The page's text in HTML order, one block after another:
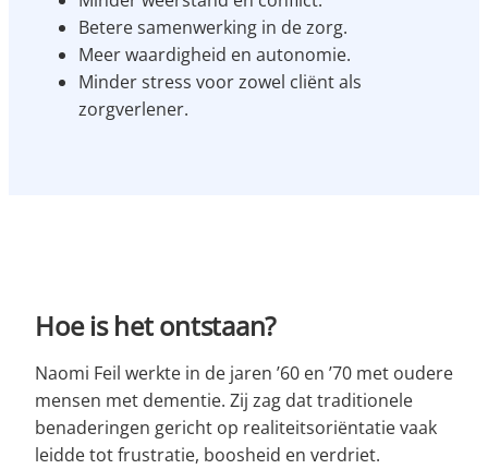
Betere samenwerking in de zorg.
Meer waardigheid en autonomie.
Minder stress voor zowel cliënt als
zorgverlener.
Hoe is het ontstaan?
Naomi Feil werkte in de jaren ’60 en ’70 met oudere
mensen met dementie. Zij zag dat traditionele
benaderingen gericht op realiteitsoriëntatie vaak
leidde tot frustratie, boosheid en verdriet.